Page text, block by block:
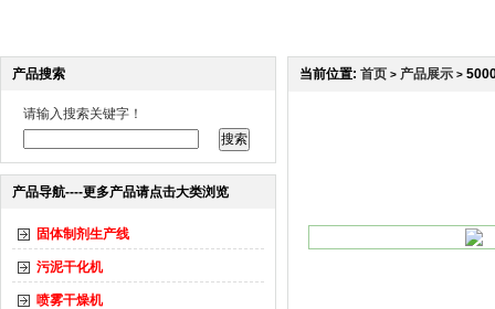
产品搜索
请输入搜索关键字！
产品导航----更多产品请点击大类浏览
固体制剂生产线
污泥干化机
喷雾干燥机
当前位置: 首页 > 产品展示 >